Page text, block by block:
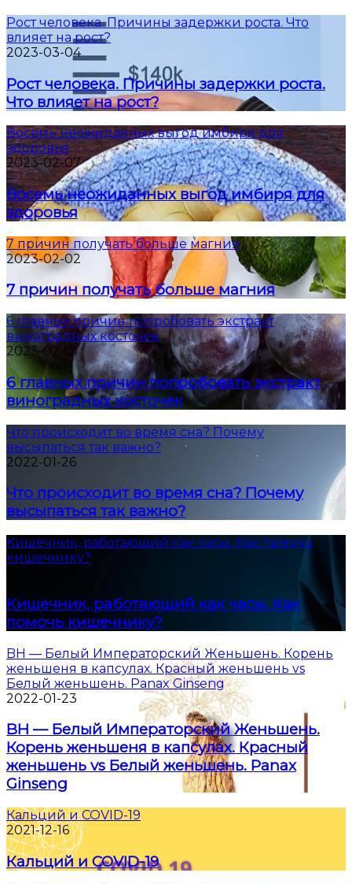
Рост человека. Причины задержки роста. Что
влияет на рост?
2023-03-04
Рост человека. Причины задержки роста.
Что влияет на рост?
Восемь неожиданных выгод имбиря для
здоровья
2023-02-07
Восемь неожиданных выгод имбиря для
здоровья
7 причин получать больше магния
2023-02-02
7 причин получать больше магния
6 главных причин попробовать экстракт
виноградных косточек
2023-02-01
6 главных причин попробовать экстракт
виноградных косточек
Что происходит во время сна? Почему
высыпаться так важно?
2022-01-26
Что происходит во время сна? Почему
высыпаться так важно?
Кишечник, работающий как часы. Как помочь
кишечнику?
Кишечник, работающий как часы. Как
помочь кишечнику?
BH — Белый Императорский Женьшень. Корень
женьшеня в капсулах. Красный женьшень vs
Белый женьшень. Panax Ginseng
2022-01-23
BH — Белый Императорский Женьшень.
Корень женьшеня в капсулах. Красный
женьшень vs Белый женьшень. Panax
Ginseng
Кальций и COVID-19
2021-12-16
Кальций и COVID-19